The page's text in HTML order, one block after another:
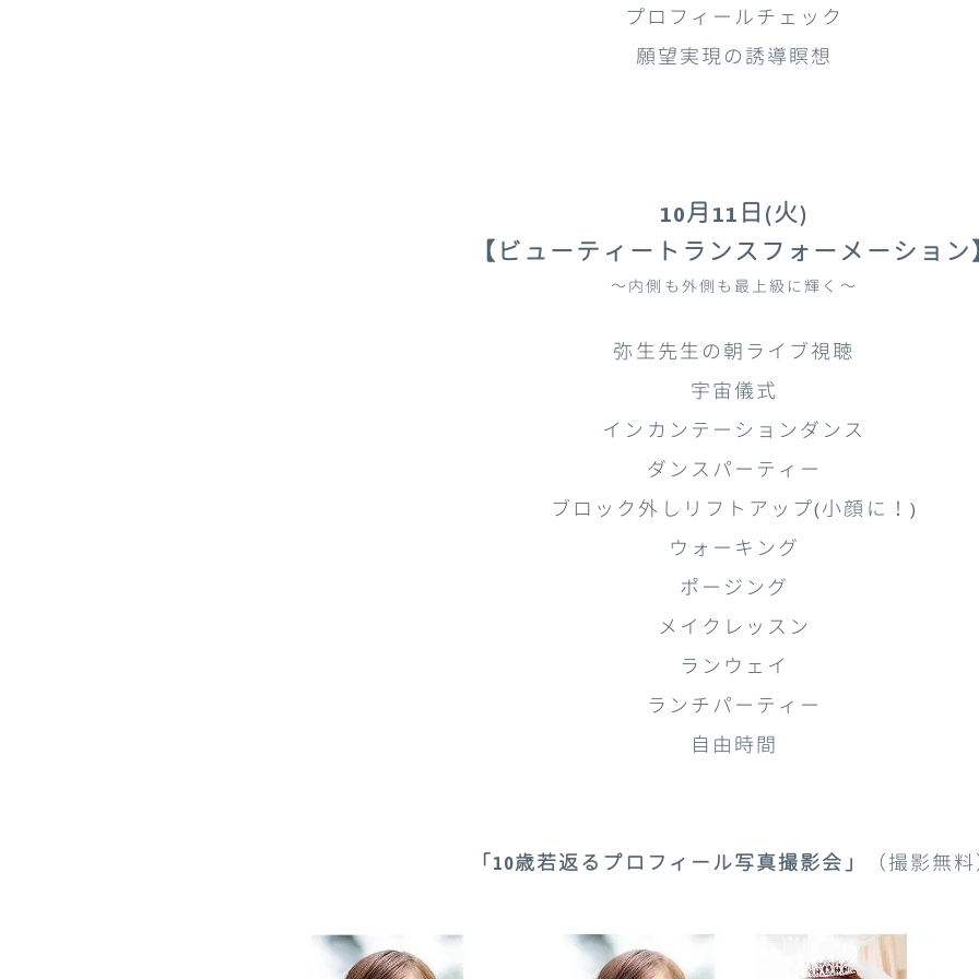
プロフィールチェック
願望実現の誘導瞑想
10月11日(火)
【ビューティートランスフォーメーショ
～内側も外側も最上級に輝く～
弥生先生の朝ライブ視聴
宇宙儀式
インカンテーションダンス
ダンスパーティー
ブロック外しリフトアップ(小顔に！)
ウォーキング
ポージング
メイクレッスン
ランウェイ
ランチパーティー
自由時間
「10歳若返るプロフィール写真撮影会」 （撮影無